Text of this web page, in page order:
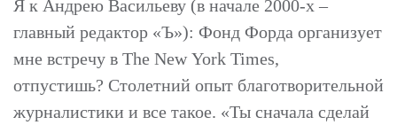
Я к Андрею Васильеву (в начале 2000-х –
главный редактор «Ъ»): Фонд Форда организует
мне встречу в The New York Times,
отпустишь? Столетний опыт благотворительной
журналистики и все такое. «Ты сначала сделай